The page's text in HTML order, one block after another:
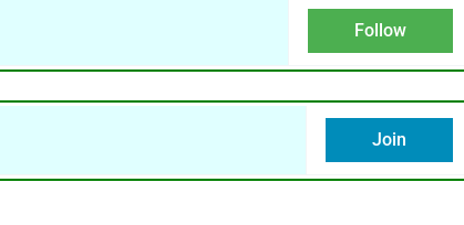
Follow
Join